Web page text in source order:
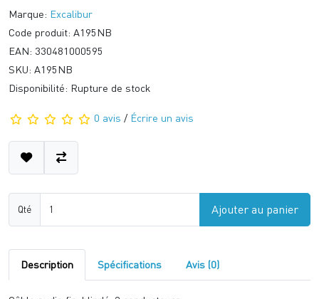
Marque: Excalibur
Code produit: A195NB
EAN: 330481000595
SKU: A195NB
Disponibilité: Rupture de stock
0 avis / Écrire un avis
Qté Ajouter au panier
Description Spécifications Avis (0)